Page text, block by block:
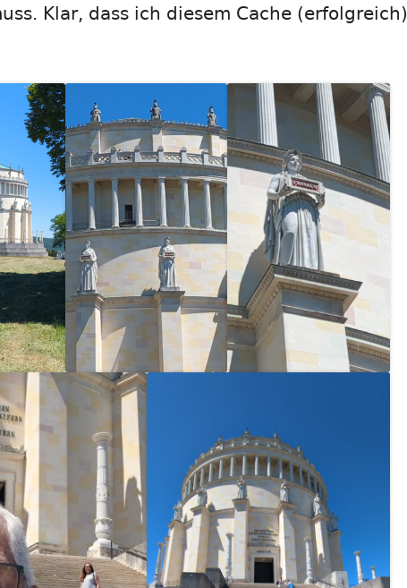
Klar, dass ich diesem Cache (erfolgreich)